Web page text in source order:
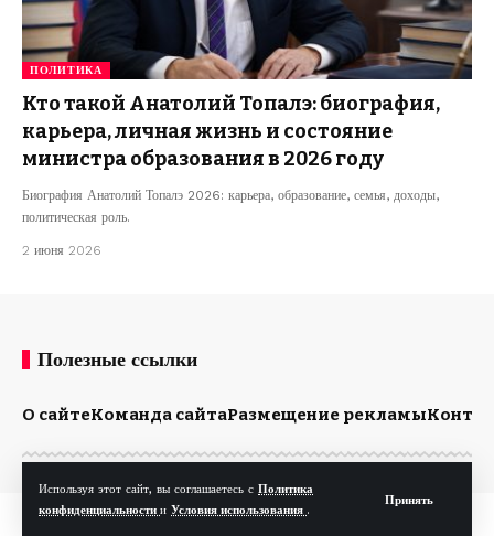
Используя этот сайт, вы соглашаетесь с Политика
конфиденциальности и Условия использования .
Принять
ПОЛИТИКА
Кто такой Анатолий Топалэ: биография,
карьера, личная жизнь и состояние
министра образования в 2026 году
Биография Анатолий Топалэ 2026: карьера, образование, семья, доходы,
политическая роль.
2 июня 2026
Полезные ссылки
О сайтеКоманда сайтаРазмещение рекламы
© Kp.md. Все права защищены.